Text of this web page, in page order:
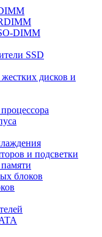
DIMM
SSD
дисков и
и подсветки
блоков